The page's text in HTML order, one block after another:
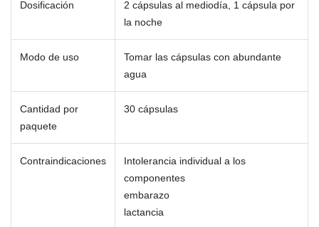
Dosificación
2 cápsulas al mediodía, 1 cápsula por
la noche
Modo de uso
Tomar las cápsulas con abundante
agua
Cantidad por
paquete
30 cápsulas
Contraindicaciones
Intolerancia individual a los
componentes
embarazo
lactancia